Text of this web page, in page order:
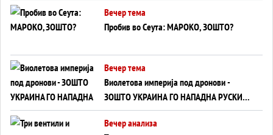
Вечер тема
Пробив во Сеута: МАРОКО, ЗОШТО?
Вечер тема
Виолетова империја под дронови -
ЗОШТО УКРАИНА ГО НАПАДНА РУСКИОТ
WILDBERRIES
Вечер анализа